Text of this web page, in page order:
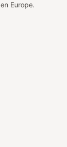
Europe.